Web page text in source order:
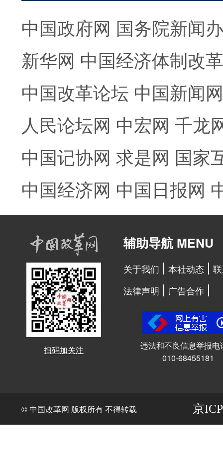
中国政府网 国务院新闻
新华网 中国经济体制改
中国改革论坛 中国新闻网
人民论坛网 中宏网 千龙
中国记协网 求是网 国家
中国经济网 中国日报网
扫码加关注
辅助导航 MENU
关于我们 本社动态
法律声明
广告合作
违法和不良信息举报电
010-68455181
© 中国改革网 版权所有 不得转载 京